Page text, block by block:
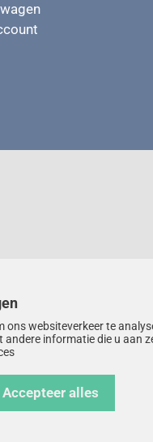
websiteverkeer te
informatie die u aan
Accepteer alles